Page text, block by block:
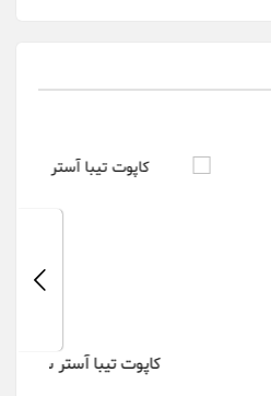
کاپوت تیبا آستر سایپا